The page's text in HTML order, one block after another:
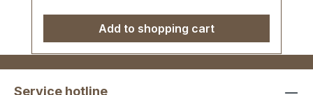
Add to shopping cart
Service hotline